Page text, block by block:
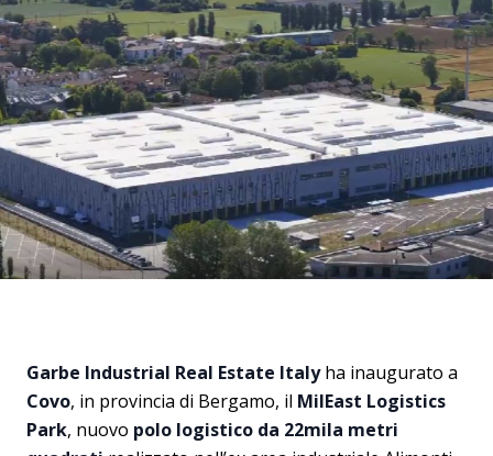
Garbe Industrial Real Estate Italyha inaugurato a
Covo, in provincia di Bergamo, il MilEast Logistics
Park, nuovo polo logistico da 22mila metri